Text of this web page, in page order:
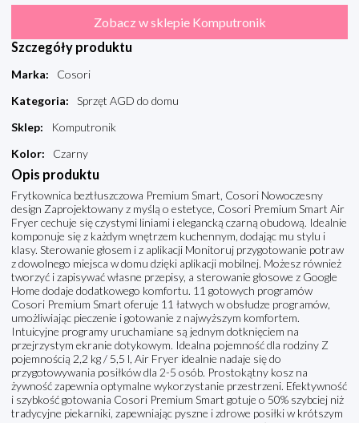
Zobacz w sklepie Komputronik
Szczegóły produktu
Marka:
Cosori
Kategoria:
Sprzęt AGD do domu
Sklep:
Komputronik
Kolor: Czarny
Opis produktu
Frytkownica beztłuszczowa Premium Smart, Cosori Nowoczesny
design Zaprojektowany z myślą o estetyce, Cosori Premium Smart Air
Fryer cechuje się czystymi liniami i elegancką czarną obudową. Idealnie
komponuje się z każdym wnętrzem kuchennym, dodając mu stylu i
klasy. Sterowanie głosem i z aplikacji Monitoruj przygotowanie potraw
z dowolnego miejsca w domu dzięki aplikacji mobilnej. Możesz również
tworzyć i zapisywać własne przepisy, a sterowanie głosowe z Google
Home dodaje dodatkowego komfortu. 11 gotowych programów
Cosori Premium Smart oferuje 11 łatwych w obsłudze programów,
umożliwiając pieczenie i gotowanie z najwyższym komfortem.
Intuicyjne programy uruchamiane są jednym dotknięciem na
przejrzystym ekranie dotykowym. Idealna pojemność dla rodziny Z
pojemnością 2,2 kg / 5,5 l, Air Fryer idealnie nadaje się do
przygotowywania posiłków dla 2-5 osób. Prostokątny kosz na
żywność zapewnia optymalne wykorzystanie przestrzeni. Efektywność
i szybkość gotowania Cosori Premium Smart gotuje o 50% szybciej niż
tradycyjne piekarniki, zapewniając pyszne i zdrowe posiłki w krótszym